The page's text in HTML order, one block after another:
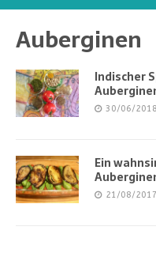
Auberginen
Indischer
30/06/2018
Ein
21/08/2017